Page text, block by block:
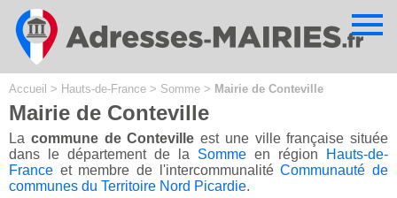
Accueil > Hauts-de-France > Somme > Mairie de Conteville
Mairie de Conteville
La commune de Conteville est une ville française située
dans le département de la Somme en région
Hauts-de-
France et membre de l'intercommunalitéCommunauté de
communes du Territoire Nord Picardie.
Cookies management panel